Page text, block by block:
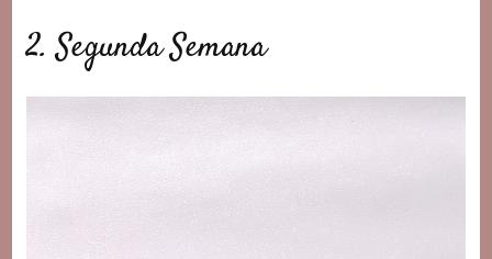
2. Segunda Semana